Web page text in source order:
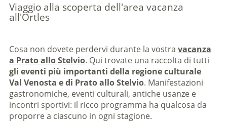
Viaggio alla scoperta dell'area vacanza
all'Ortles
Cosa non dovete perdervi durante la vostra vacanza
a Prato allo Stelvio. Qui trovate una raccolta di tutti
gli eventi più importanti della regione culturale
Val Venosta e di Prato allo Stelvio. Manifestazioni
gastronomiche, eventi culturali, antiche usanze e
incontri sportivi: il ricco programma ha qualcosa da
proporre a ciascuno in ogni stagione.